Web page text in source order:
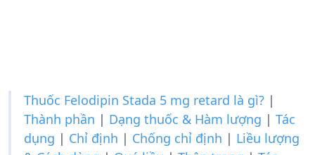
Thuốc Felodipin Stada 5 mg retard là gì? |
Thành phần | Dạng thuốc & Hàm lượng | Tác
dụng | Chỉ định | Chống chỉ định | Liều lượng